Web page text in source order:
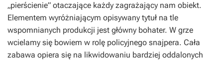
„pierścienie” otaczające każdy zagrażający nam obiekt.
Elementem wyróżniającym opisywany tytuł na tle
wspomnianych produkcji jest główny bohater. W grze
wcielamy się bowiem w rolę policyjnego snajpera. Cała
zabawa opiera się na likwidowaniu bardziej oddalonych